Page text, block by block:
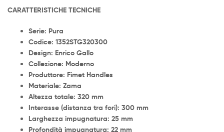
CARATTERISTICHE TECNICHE
Serie: Pura
Codice: 1352STG320300
Design: Enrico Gallo
Collezione: Moderno
Produttore: Fimet Handles
Materiale: Zama
Altezza totale: 320 mm
Interasse (distanza tra fori): 300 mm
Larghezza impugnatura: 25 mm
Profondità impugnatura: 22 mm